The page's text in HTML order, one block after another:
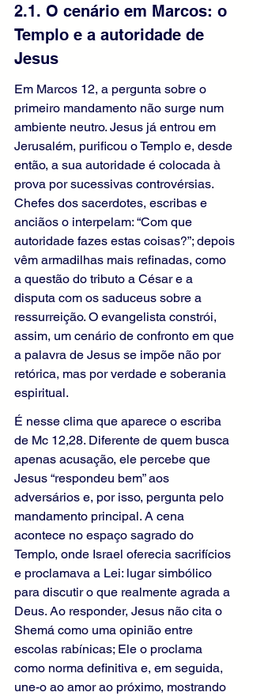
2.1. O cenário em Marcos: o
Templo e a autoridade de
Jesus
Em Marcos 12, a pergunta sobre o
primeiro mandamento não surge num
ambiente neutro. Jesus já entrou em
Jerusalém, purificou o Templo e, desde
então, a sua autoridade é colocada à
prova por sucessivas controvérsias.
Chefes dos sacerdotes, escribas e
anciãos o interpelam: “Com que
autoridade fazes estas coisas?”; depois
vêm armadilhas mais refinadas, como
a questão do tributo a César e a
disputa com os saduceus sobre a
ressurreição. O evangelista constrói,
assim, um cenário de confronto em que
a palavra de Jesus se impõe não por
retórica, mas por verdade e soberania
espiritual.
É nesse clima que aparece o escriba
de Mc 12,28. Diferente de quem busca
apenas acusação, ele percebe que
Jesus “respondeu bem” aos
adversários e, por isso, pergunta pelo
mandamento principal. A cena
acontece no espaço sagrado do
Templo, onde Israel oferecia sacrifícios
e proclamava a Lei: lugar simbólico
para discutir o que realmente agrada a
Deus. Ao responder, Jesus não cita o
Shemá como uma opinião entre
escolas rabínicas; Ele o proclama
como norma definitiva e, em seguida,
une-o ao amor ao próximo, mostrando